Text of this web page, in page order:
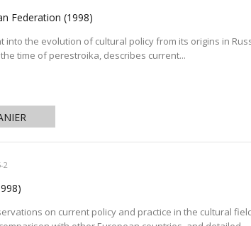
Federation (1998)
into the evolution of cultural policy from its origins in
time of perestroika, describes current...
2
on current policy and practice in the cultural